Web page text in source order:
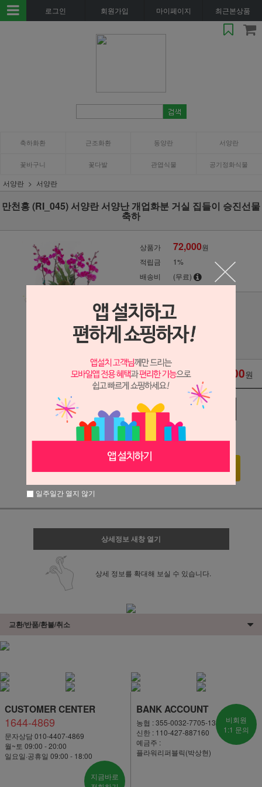
로그인 회원가입 마이페이지 최근본상품
축하화환 근조화환 동양란 서양란
꽃바구니 꽃다발 관엽식물 공기정화식물
서양란 서양란
만천홍 (RI_045) 서양란 서양난 개업화분 거실 집들이 승진선물
축하
상품가 72,000원
적립금
1%
배송비
(무료)
수량
옵션 적용가 72,000원
관심상품 장바구니
구매하기
상세정보 새창 열기
상세 정보를 확대해 보실 수 있습니다.
교환/반품/환불/취소
CUSTOMER CENTER
1644-4869
문자상담 010-4407-4869
월~토 09:00 - 20:00
일요일·공휴일 09:00 - 18:00
지금바로
BANK ACCOUNT
농협 : 355-0032-7705-13
신한 : 110-427-887160
예금주 :
플라워리퍼블릭(박상현)
비회원
1:1 문의
일주일간 열지 않기